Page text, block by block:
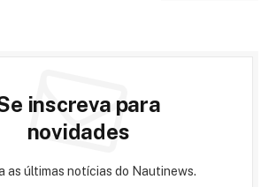
inscreva para
novidades
as últimas notícias do Nautinews.